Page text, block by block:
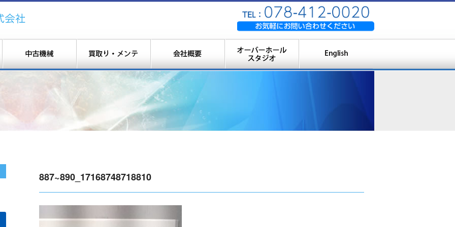
887~890_17168748718810